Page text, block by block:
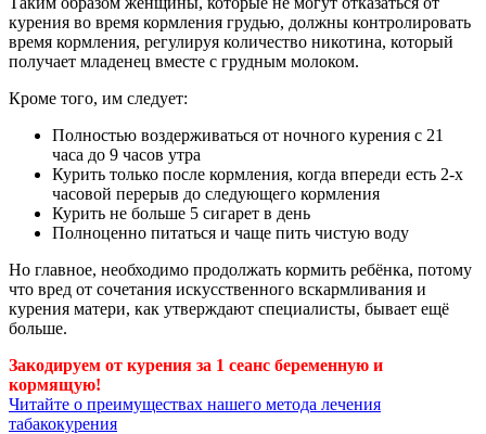
курения во время кормления грудью, должны контролировать
время кормления, регулируя количество никотина, который
получает младенец вместе с грудным молоком.
Кроме того, им следует:
Полностью воздерживаться от ночного курения с 21
часа до 9 часов утра
Курить только после кормления, когда впереди есть 2-х
часовой перерыв до следующего кормления
Курить не больше 5 сигарет в день
Полноценно питаться и чаще пить чистую воду
Но главное, необходимо продолжать кормить ребёнка, потому
что вред от сочетания искусственного вскармливания и
курения матери, как утверждают специалисты, бывает ещё
больше.
Закодируем от курения за 1 сеанс беременную и
кормящую!
Читайте о преимуществах нашего метода лечения
табакокурения